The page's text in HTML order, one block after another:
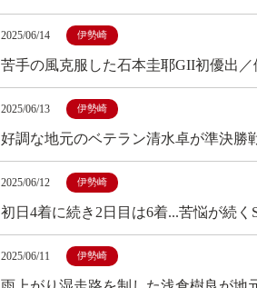
2025/06/14 伊勢崎
苦手の風克服した石本圭耶GII初優出／
2025/06/13 伊勢崎
好調な地元のベテラン清水卓が準決勝
2025/06/12 伊勢崎
初日4着に続き2日目は6着...苦悩が続く
2025/06/11 伊勢崎